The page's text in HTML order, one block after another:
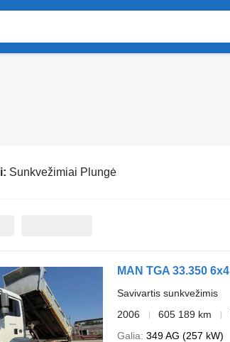
Sunkvežimiai Plungė
MAN TGA 33.350 6x4
Savivartis sunkvežimis
2006
605 189 km
Galia 349 AG (257 kW)